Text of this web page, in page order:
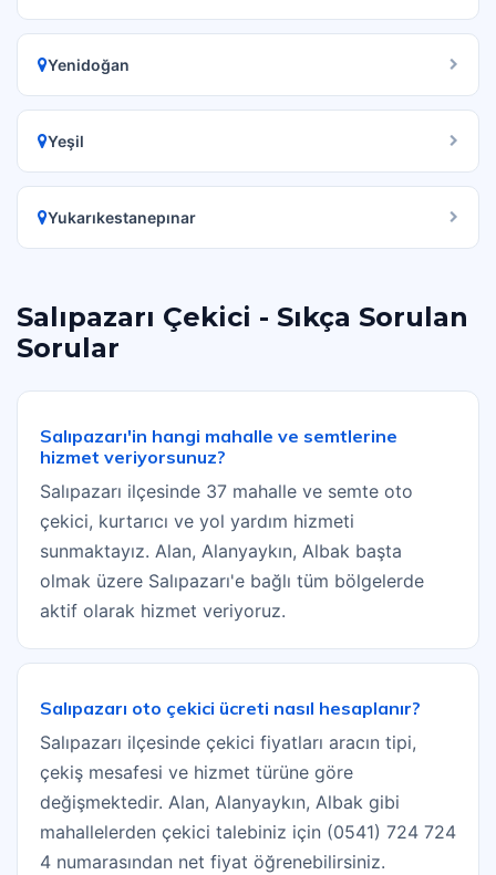
Yenidoğan
Yeşil
Yukarıkestanepınar
Salıpazarı Çekici - Sıkça Sorulan
Sorular
Salıpazarı'in hangi mahalle ve semtlerine
hizmet veriyorsunuz?
Salıpazarı ilçesinde 37 mahalle ve semte oto
çekici, kurtarıcı ve yol yardım hizmeti
sunmaktayız. Alan, Alanyaykın, Albak başta
olmak üzere Salıpazarı'e bağlı tüm bölgelerde
aktif olarak hizmet veriyoruz.
Salıpazarı oto çekici ücreti nasıl hesaplanır?
Salıpazarı ilçesinde çekici fiyatları aracın tipi,
çekiş mesafesi ve hizmet türüne göre
değişmektedir. Alan, Alanyaykın, Albak gibi
mahallelerden çekici talebiniz için (0541) 724 724
4 numarasından net fiyat öğrenebilirsiniz.